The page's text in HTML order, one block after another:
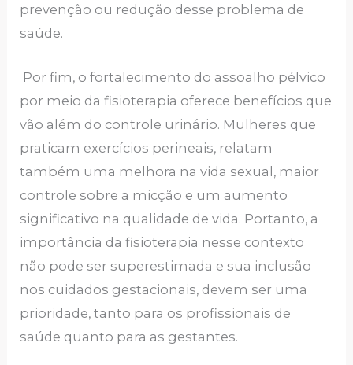
prevenção ou redução desse problema de
saúde.
Por fim, o fortalecimento do assoalho pélvico
por meio da fisioterapia oferece benefícios que
vão além do controle urinário. Mulheres que
praticam exercícios perineais, relatam
também uma melhora na vida sexual, maior
controle sobre a micção e um aumento
significativo na qualidade de vida. Portanto, a
importância da fisioterapia nesse contexto
não pode ser superestimada e sua inclusão
nos cuidados gestacionais, devem ser uma
prioridade, tanto para os profissionais de
saúde quanto para as gestantes.